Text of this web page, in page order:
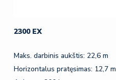
2300 EX
Maks. darbinis aukštis: 22,6 m
Horizontalus pratęsimas: 12,7 m